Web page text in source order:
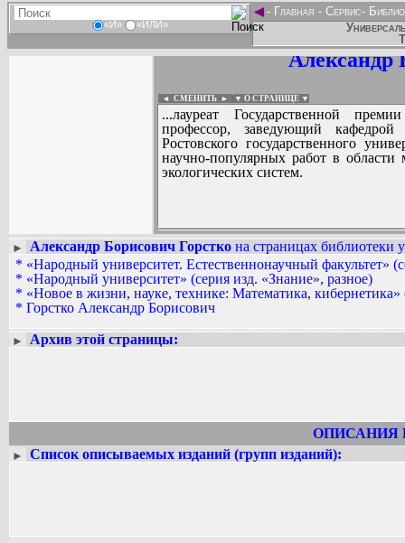
«И» «ИЛИ»
◄- Главная - Сервис-
Александр
◄ СМЕНИТЬ ► ▼ О СТРАНИЦЕ ▼
...лауреат Государственной
профессор, заведующий
Ростовского государственного
научно-популярных работ в области
экологических систем.
Вадим Ершов...
...
СПИСОК НЕКОТОРЫХ
► Александр Борисович Горстко на страницах библиотеки
* «Народный университет. Естественнонаучный факультет»
* «Народный университет» (серия изд. «Знание», разное)
* «Новое в жизни, науке, технике: Математика, кибернетика»
* Горстко Александр Борисович
► Архив этой страницы:
ОПИСАНИЯ
► Список описываемых изданий (групп изданий):